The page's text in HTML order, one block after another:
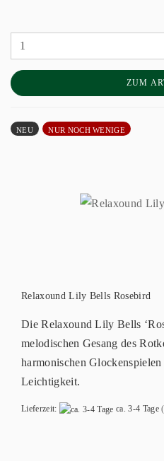
ZUM
NEU NUR NOCH WENIGE
Relaxound Lily Bells Rosebird
Die Relaxound Lily Bells
melodischen Gesang des
harmonischen
Leichtigkeit.
Lieferzeit: ca. 3-4 Tage